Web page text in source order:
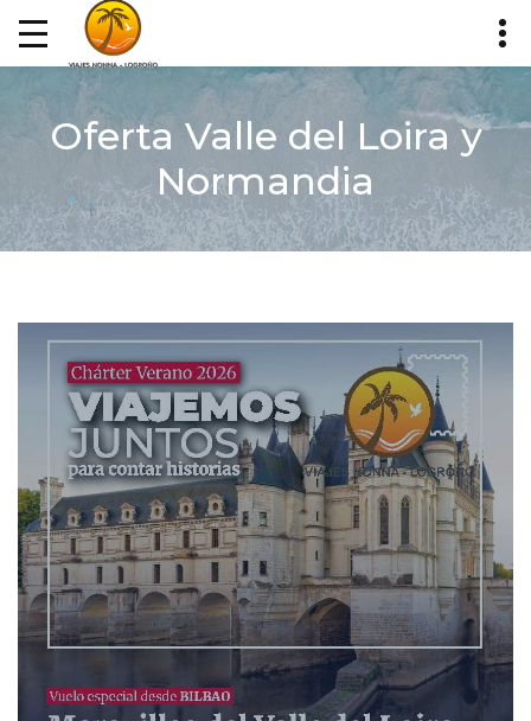
Oferta Valle del Loira y
Normandia